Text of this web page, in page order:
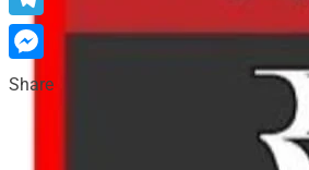
Telegram
Messenger
Share